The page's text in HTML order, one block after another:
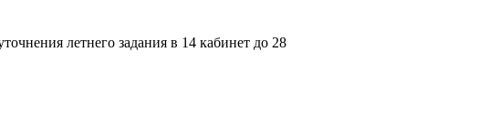
летнего задания в 14 кабинет до 28